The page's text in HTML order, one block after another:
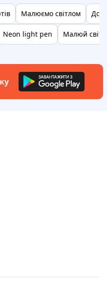
Малюємо світлом
Neon light pen Малюй